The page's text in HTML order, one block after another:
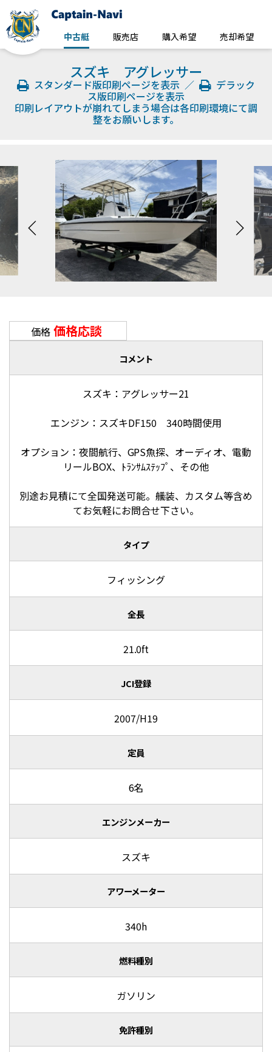
中古艇 販売店 購入希望 売却希望
スズキ アグレッサー
スタンダード版印刷ページを表示 ／
デラック
ス版印刷ページを表示
印刷レイアウトが崩れてしまう場合は各印刷環境にて調
整をお願いします。
価格 価格応談
コメント
スズキ：アグレッサー21
エンジン：スズキDF150 340時間使用
オプション：夜間航行、GPS魚探、オーディオ、電動
リールBOX、ﾄﾗﾝｻﾑｽﾃｯﾌﾟ、その他
別途お見積にて全国発送可能。艤装、カスタム等含め
てお気軽にお問合せ下さい。
タイプ
フィッシング
全長
21.0ft
JCI登録
2007/H19
定員
6名
エンジンメーカー
スズキ
アワーメーター
340h
燃料種別
ガソリン
免許種別